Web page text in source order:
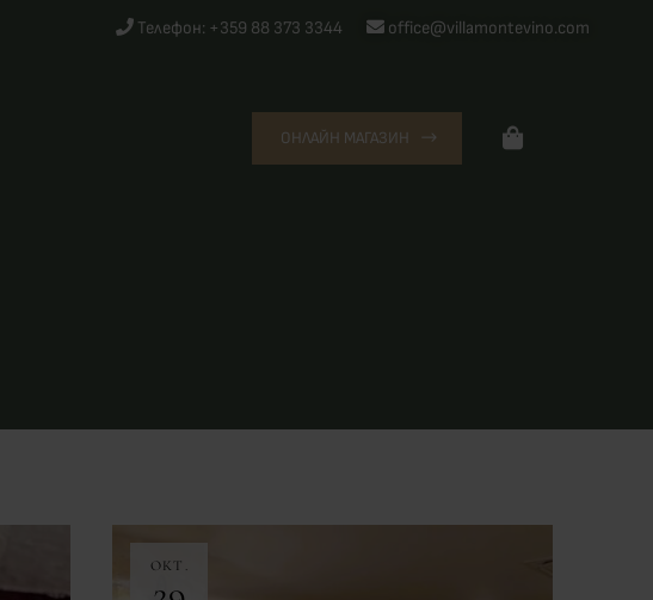
Телефон: +359 88 373 3344 office@villamontevino.com
ОНЛАЙН МАГАЗИН
ОКТ.